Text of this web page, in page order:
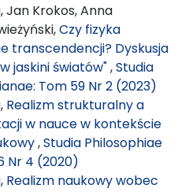
Jan Krokos, Anna
Czy fizyka
transcendencji? Dyskusja
jaskini światów",Studia
Tom 59 Nr 2 (2023)
Realizm strukturalny a
w nauce w kontekście
,Studia Philosophiae
Nr 4 (2020)
Realizm naukowy wobec